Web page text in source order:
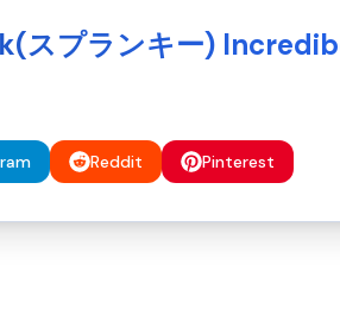
スプランキー)
Reddit Pinterest